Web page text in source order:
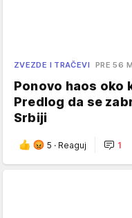
ZVEZDE I TRAČEVI PRE 56
Ponovo haos oko
Predlog da se
Srbiji
5 · Reaguj 1